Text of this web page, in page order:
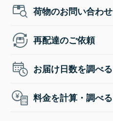
荷物のお問い合わせ
再配達のご依頼
お届け日数を調べる
料金を計算・調べる